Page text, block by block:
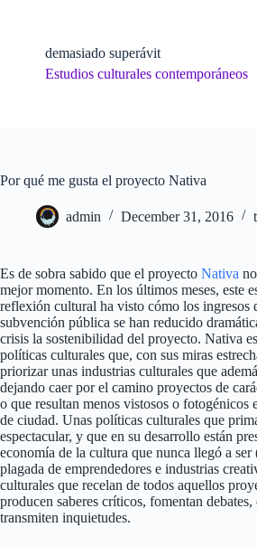
demasiado superávit
Estudios culturales contemporáneos
Por qué me gusta el proyecto Nativa
admin December 31, 2016
Es de sobra sabido que el proyecto Nativa
mejor momento. En los últimos meses, este
reflexión cultural ha visto cómo los ingresos
subvención pública se han reducido
crisis la sostenibilidad del proyecto. Nativa
políticas culturales que, con sus miras
priorizar unas industrias culturales que
dejando caer por el camino proyectos de
o que resultan menos vistosos o fotogénicos
de ciudad. Unas políticas culturales que
espectacular, y que en su desarrollo están
economía de la cultura que nunca llegó a ser
plagada de emprendedores e industrias
culturales que recelan de todos aquellos
producen saberes críticos, fomentan
transmiten inquietudes.